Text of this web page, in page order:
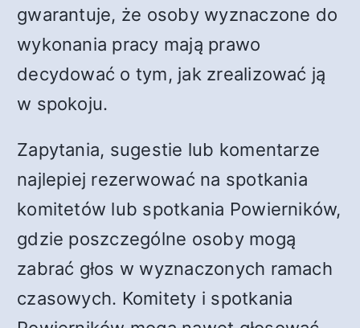
gwarantuje, że osoby wyznaczone do
wykonania pracy mają prawo
decydować o tym, jak zrealizować ją
w spokoju.
Zapytania, sugestie lub komentarze
najlepiej rezerwować na spotkania
komitetów lub spotkania Powierników,
gdzie poszczególne osoby mogą
zabrać głos w wyznaczonych ramach
czasowych. Komitety i spotkania